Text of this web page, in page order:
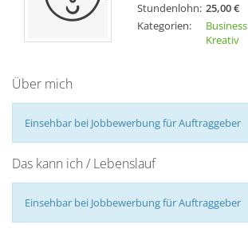
Stundenlohn: 25,00 €
Kategorien:
Business
Kreativ
Über mich
Einsehbar bei Jobbewerbung für Auftraggeber
Das kann ich / Lebenslauf
Einsehbar bei Jobbewerbung für Auftraggeber